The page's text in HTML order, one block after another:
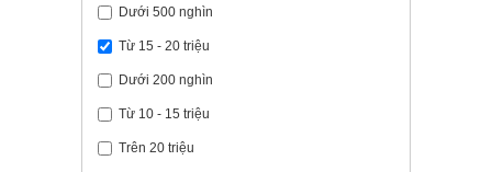
Dưới 500 nghìn
Từ 15 - 20 triệu
Dưới 200 nghìn
Từ 10 - 15 triệu
Trên 20 triệu